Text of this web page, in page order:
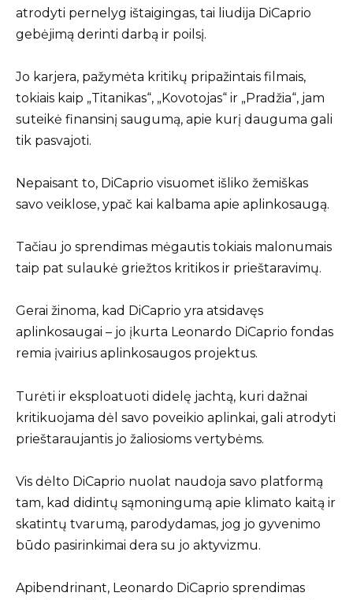
atrodyti pernelyg ištaigingas, tai liudija DiCaprio
gebėjimą derinti darbą ir poilsį.
Jo karjera, pažymėta kritikų pripažintais filmais,
tokiais kaip „Titanikas“, „Kovotojas“ ir „Pradžia“, jam
suteikė finansinį saugumą, apie kurį dauguma gali
tik pasvajoti.
Nepaisant to, DiCaprio visuomet išliko žemiškas
savo veiklose, ypač kai kalbama apie aplinkosaugą.
Tačiau jo sprendimas mėgautis tokiais malonumais
taip pat sulaukė griežtos kritikos ir prieštaravimų.
Gerai žinoma, kad DiCaprio yra atsidavęs
aplinkosaugai – jo įkurta Leonardo DiCaprio fondas
remia įvairius aplinkosaugos projektus.
Turėti ir eksploatuoti didelę jachtą, kuri dažnai
kritikuojama dėl savo poveikio aplinkai, gali atrodyti
prieštaraujantis jo žaliosioms vertybėms.
Vis dėlto DiCaprio nuolat naudoja savo platformą
tam, kad didintų sąmoningumą apie klimato kaitą ir
skatintų tvarumą, parodydamas, jog jo gyvenimo
būdo pasirinkimai dera su jo aktyvizmu.
Apibendrinant, Leonardo DiCaprio sprendimas